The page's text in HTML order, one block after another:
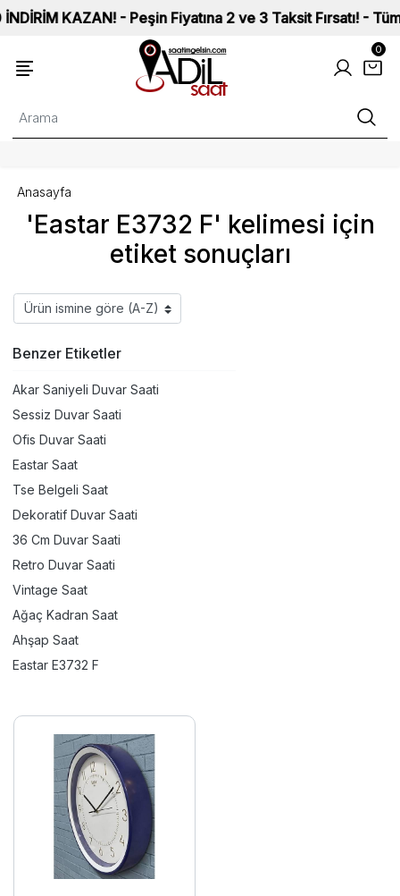
KAZAN! - Peşin Fiyatına 2 ve 3 Taksit Fırsatı! -
0
'Eastar E3732 F' kelimesi için
etiket sonuçları
Anasayfa
Benzer Etiketler
Akar Saniyeli Duvar Saati
Sessiz Duvar Saati
Ofis Duvar Saati
Eastar Saat
Tse Belgeli Saat
Dekoratif Duvar Saati
36 Cm Duvar Saati
Retro Duvar Saati
Vintage Saat
Ağaç Kadran Saat
Ahşap Saat
Eastar E3732 F